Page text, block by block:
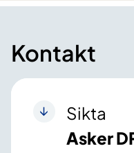
Kontakt
Sikta
Asker